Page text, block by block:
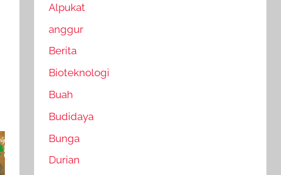
Alpukat
anggur
Berita
Bioteknologi
Buah
Budidaya
Bunga
Durian